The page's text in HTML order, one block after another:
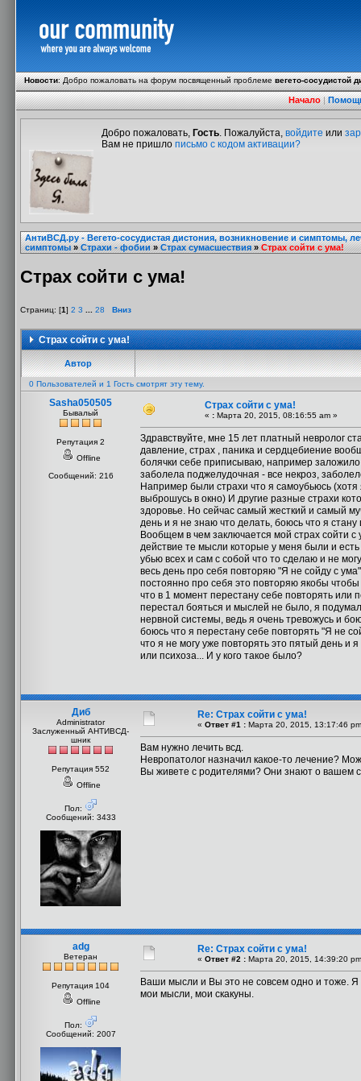
Новости:Добро пожаловать на форум посвященный проблемевегето-сосудистой
Начало|
Добро пожаловать, Гость. Пожалуйста, войдите или
Вам не пришло письмо с кодом активации?
АнтиВСД.ру - Вегето-сосудистая дистония, возникновение и симптомы,
симптомы»Страхи - фобии»Страх сумасшествия»Страх сойти с ума!
Страх сойти с ума!
Страниц: [1] 2 3 28 Вниз
Страх сойти с ума!
Автор
0 Пользователей и 1 Гость смотрят эту тему.
Sasha050505
Бывалый
Репутация 2
Offline
Сообщений: 216
Страх сойти с ума!
« : Марта 20, 2015, 08:16:55 am »
Здравствуйте, мне 15 лет платный невролог
давление, страх , паника и сердцебиение
болячки себе приписываю, например заложило
заболела поджелудочная - все некроз,
Например были страхи что я самоубьюсь (хотя
выброшусь в окно) И другие разные страхи
здоровье. Но сейчас самый жесткий и самый
день и я не знаю что делать, боюсь что я
Вообщем в чем заключается мой страх сойти
действие те мысли которые у меня были и
убью всех и сам с собой что то сделаю и не
весь день про себя повторяю "Я не сойду с
постоянно про себя это повторяю якобы
что в 1 момент перестану себе повторять или
перестал бояться и мыслей не было, я
нервной системы, ведь я очень тревожусь и
боюсь что я перестану себе повторять "Я не
что я не могу уже повторять это пятый день и
или психоза... И у кого такое было?
Диб
Administrator
Заслуженный АНТИВСД-
шник
Репутация 552
Offline
Пол:
Сообщений: 3433
Re: Страх сойти с ума!
« Ответ #1 : Марта 20, 2015, 13:17:46
Вам нужно лечить всд.
Невропатолог назначил какое-то лечение?
Вы живете с родителями? Они знают о вашем
adg
Ветеран
Репутация 104
Offline
Пол:
Сообщений: 2007
Re: Страх сойти с ума!
« Ответ #2 : Марта 20, 2015, 14:39:20
Ваши мысли и Вы это не совсем одно и тоже. Я
мои мысли, мои скакуны.